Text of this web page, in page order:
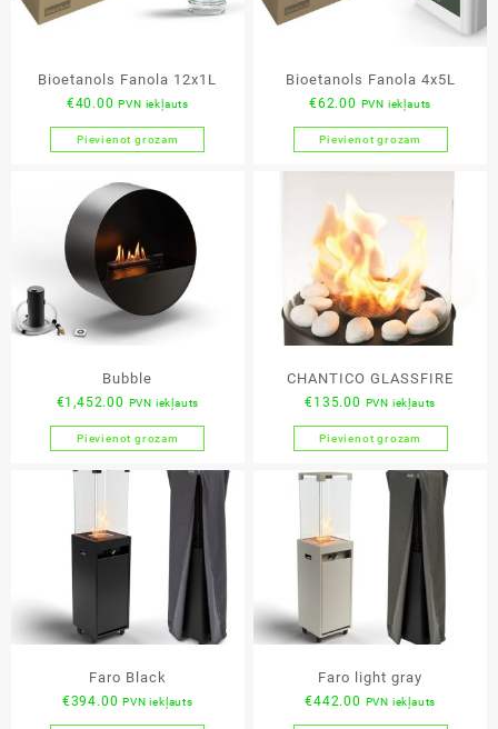
Bioetanols Fanola 12x1L
€40.00 PVN iekļauts
Pievienot grozam
Bioetanols Fanola 4x5L
€62.00 PVN iekļauts
Pievienot grozam
Bubble
€1,452.00 PVN iekļauts
Pievienot grozam
CHANTICO GLASSFIRE
€135.00 PVN iekļauts
Pievienot grozam
Faro Black
€394.00 PVN iekļauts
Faro light gray
€442.00 PVN iekļauts